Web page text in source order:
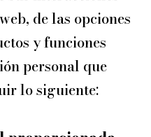
de las opciones
y funciones
personal que
lo siguiente: